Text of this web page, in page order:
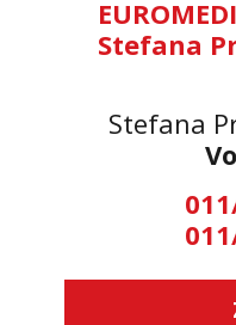
Stefana
Stefana